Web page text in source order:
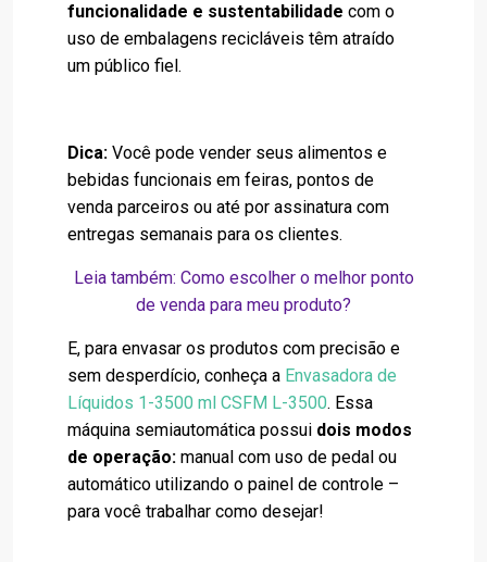
funcionalidade e sustentabilidade com o
uso de embalagens recicláveis têm atraído
um público fiel.
Dica: Você pode vender seus alimentos e
bebidas funcionais em feiras, pontos de
venda parceiros ou até por assinatura com
entregas semanais para os clientes.
Leia também: Como escolher o melhor ponto
de venda para meu produto?
E, para envasar os produtos com precisão e
sem desperdício, conheça a Envasadora de
Líquidos 1-3500 ml CSFM L-3500. Essa
máquina semiautomática possui dois modos
de operação: manual com uso de pedal ou
automático utilizando o painel de controle –
para você trabalhar como desejar!